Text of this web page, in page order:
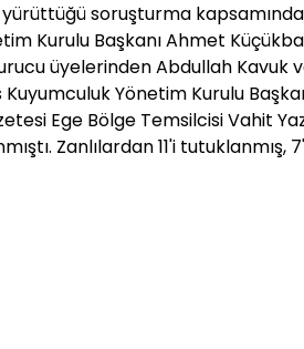
yürüttüğü soruşturma
Kurulu Başkanı Ahmet
üyelerinden Abdullah Kavuk
Yönetim Kurulu
Ege Bölge Temsilcisi Vahit
Zanlılardan 11'i tutuklanmış,